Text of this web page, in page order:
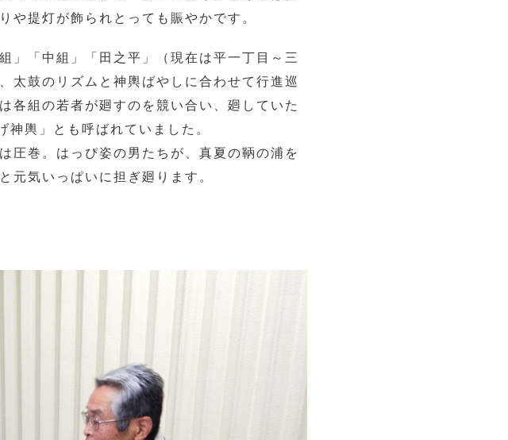
や提灯が飾られとっても賑やかです。
」「中組」「田之平」（現在は平一丁目～三
太鼓のリズムと神輿ばやしに合わせて行進巡
各組の若者が廻すのを競い合い、廻していた
輿」とも呼ばれていました。
圧巻。はっぴ姿の男たちが、真夏の鞆の浦を
元気いっぱいに担ぎ廻ります。